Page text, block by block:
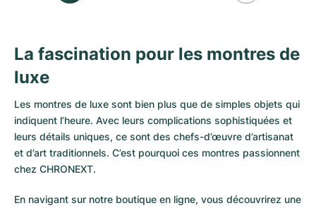
La fascination pour les montres de
luxe
Les montres de luxe sont bien plus que de simples objets qui
indiquent l’heure. Avec leurs complications sophistiquées et
leurs détails uniques, ce sont des chefs-d’œuvre d’artisanat
et d’art traditionnels. C’est pourquoi ces montres passionnent
chez CHRONEXT.
En navigant sur notre boutique en ligne, vous découvrirez une